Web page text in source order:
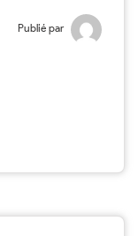
Publié par